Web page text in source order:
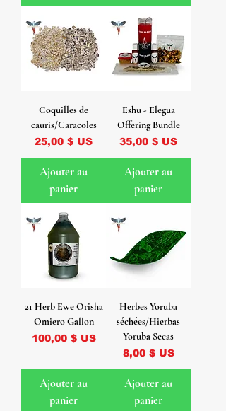
Coquilles de
cauris/Caracoles
Prix
25,00 $ US
Ajouter au
panier
Eshu - Elegua
Offering Bundle
Prix
35,00 $ US
Ajouter au
panier
21 Herb Ewe Orisha
Omiero Gallon
Prix
100,00 $ US
Ajouter au
panier
Herbes Yoruba
séchées/Hierbas
Yoruba Secas
Prix
8,00 $ US
Ajouter au
panier